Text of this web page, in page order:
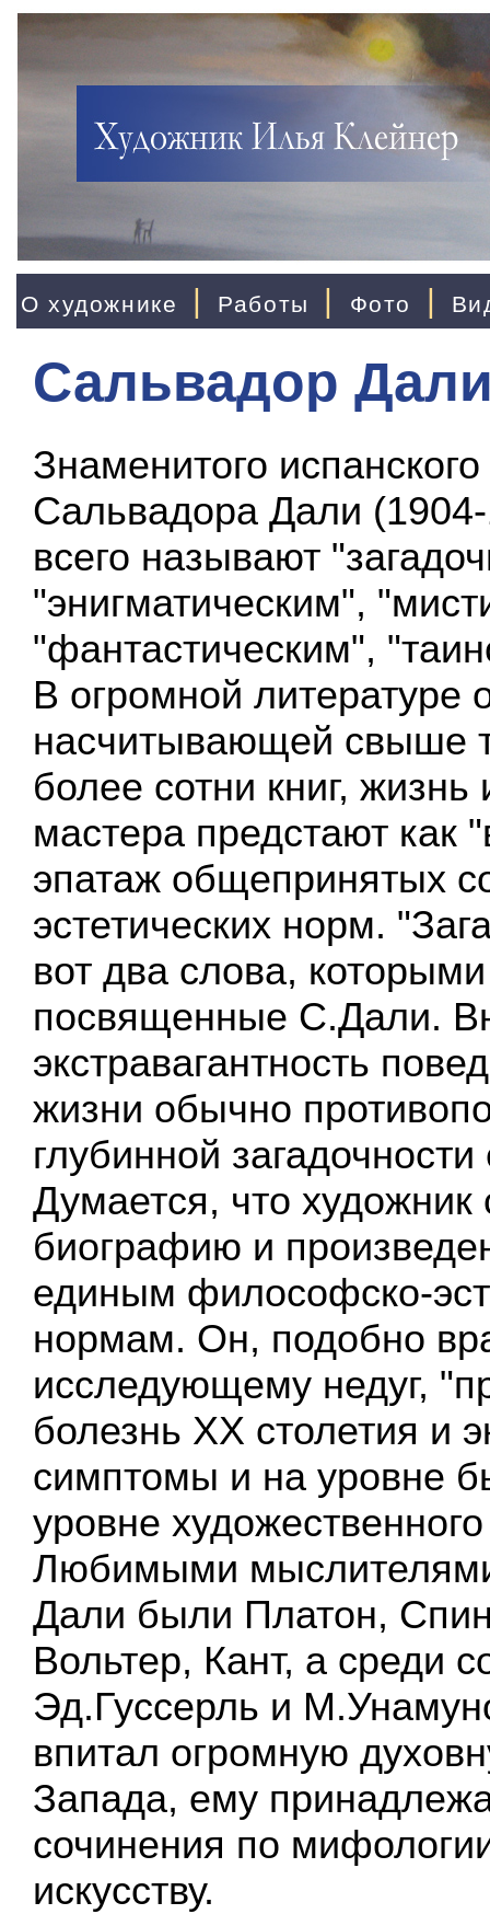
О художнике | Работы | Фото |
Сальвадор
Знаменитого
Сальвадора Дали
всего называют
"энигматическим",
"фантастическим",
В огромной литературе
насчитывающей свыше
более сотни книг, жизнь
мастера предстают как
эпатаж общепринятых
эстетических норм.
вот два слова,
посвященные С.Дали.
экстравагантность
жизни обычно
глубинной
Думается, что художник
биографию и
единым философско-
нормам. Он, подобно
исследующему недуг,
болезнь XX столетия и
симптомы и на уровне
уровне
Любимыми
Дали были Платон,
Вольтер, Кант, а среди
Эд.Гуссерль и
впитал огромную
Запада, ему
сочинения по
искусству.